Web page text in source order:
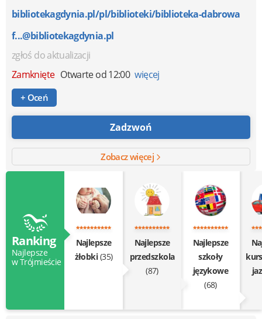
bibliotekagdynia.pl/pl/biblioteki/biblioteka-dabrowa
f...@bibliotekagdynia.pl
zgłoś do aktualizacji
Zamknięte Otwarte od 12:00 więcej
+ Oceń
Zadzwoń
Zobacz więcej
Ranking
Najlepsze
w Trójmieście
Najlepsze
żłobki(35)
Najlepsze
przedszkola
(87)
Najlepsze
szkoły
językowe
(68)